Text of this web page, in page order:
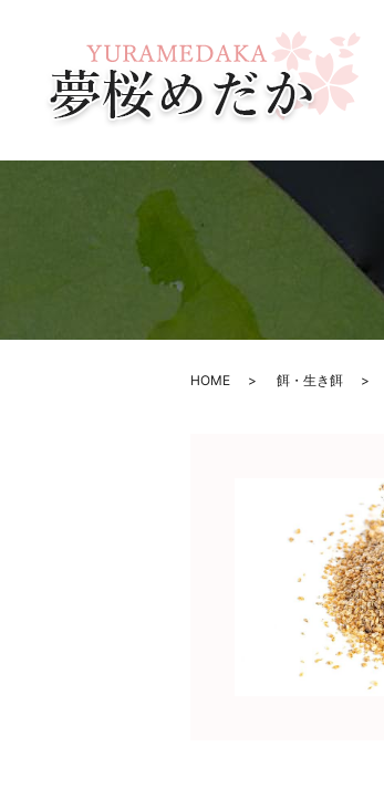
HOME 餌・生き餌